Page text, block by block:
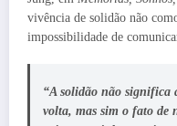
vivência de solidão não
impossibilidade de
“A solidão não significa
volta, mas sim o fato de